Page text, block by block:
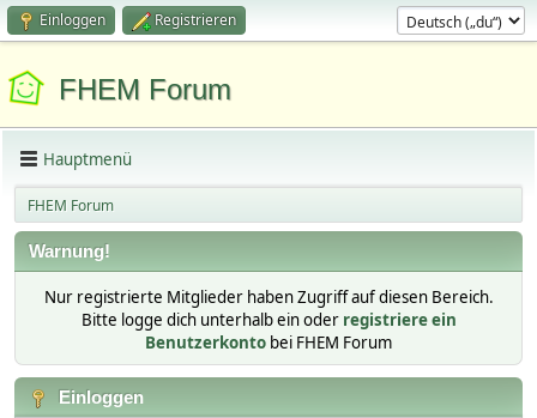
Einloggen Registrieren
FHEM Forum
Hauptmenü
FHEM Forum
Warnung!
Nur registrierte Mitglieder haben Zugriff auf diesen Bereich.
Bitte logge dich unterhalb ein oder registriere ein
Benutzerkonto bei FHEM Forum
Einloggen